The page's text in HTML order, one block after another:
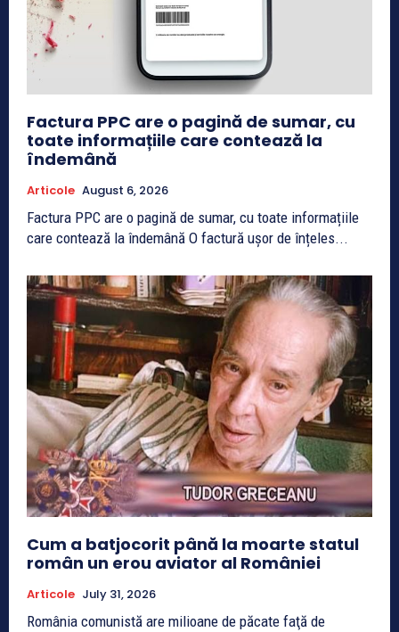
Factura PPC are o pagină de sumar, cu
toate informațiile care contează la
îndemână
Articole August 6, 2026
Factura PPC are o pagină de sumar, cu toate informațiile
care contează la îndemână O factură ușor de înțeles...
Cum a batjocorit până la moarte statul
român un erou aviator al României
Articole July 31, 2026
România comunistă are milioane de păcate faţă de